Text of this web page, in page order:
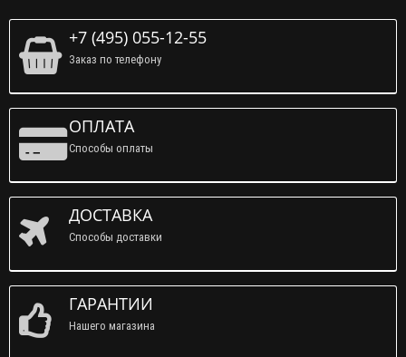
+7 (495) 055-12-55
Заказ по телефону
ОПЛАТА
Способы оплаты
ДОСТАВКА
Способы доставки
ГАРАНТИИ
Нашего магазина